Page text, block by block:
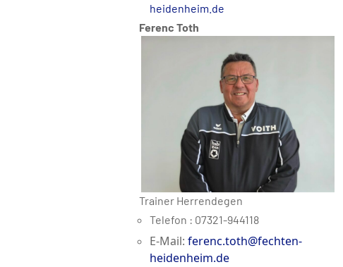
heidenheim.de
Ferenc Toth
Trainer Herrendegen
Telefon : 07321-944118
E-Mail: ferenc.toth@fechten-
heidenheim.de